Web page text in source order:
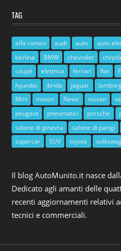
TAG
alfa romeo audi auto auto
berlina
BMW chevrolet
coupè
elettrica ferrari fiat
hyundai
ibrida jaguar
Mini
motori News nissan
peugeot
pneumatici porsche
salone di ginevra
salone di parigi
supercar
SUV toyota
Il blog AutoMunito.it nasce
Dedicato agli amanti delle
recenti aggiornamenti relativi
tecnici e commerciali.